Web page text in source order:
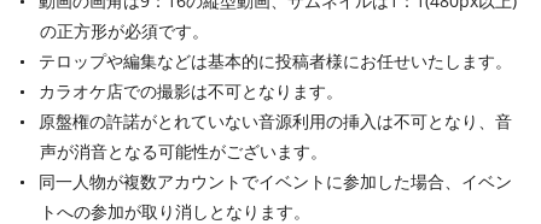
の正方形が必須です。
テロップや編集などは基本的に投稿者様にお任せいたします。
カラオケ店での撮影は不可となります。
原盤権の許諾がとれていない音源利用の挿入は不可となり、音
声が消音となる可能性がございます。
同一人物が複数アカウントでイベントに参加した場合、イベン
トへの参加が取り消しとなります。